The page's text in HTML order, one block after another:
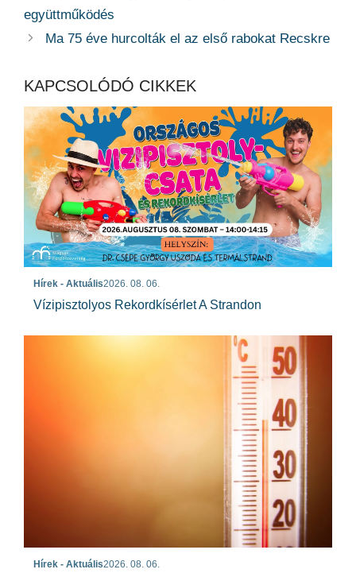
együttműködés
Ma 75 éve hurcolták el az első rabokat Recskre
KAPCSOLÓDÓ CIKKEK
Hírek - Aktuális2026. 08. 06.
Vízipisztolyos Rekordkísérlet A Strandon
Hírek - Aktuális2026. 08. 06.